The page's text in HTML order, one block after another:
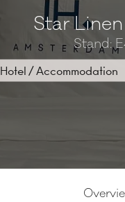
Star
Stand:
Hotel / Accommodation